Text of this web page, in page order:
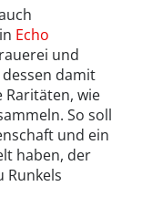
Echo
und
damit
Raritäten, wie
So soll
und ein
haben, der
Runkels